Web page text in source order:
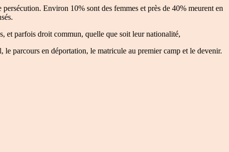
Environ 10% sont des femmes et près de 40% meurent en
et parfois droit commun, quelle que soit leur nationalité,
parcours en déportation, le matricule au premier camp et le devenir.